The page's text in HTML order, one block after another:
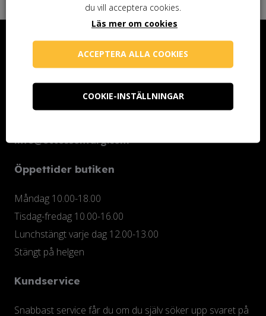
Kontakta oss
Ottosson Färgmakeri AB
Kontoristgatan 10
247 70 Genarp
info@ottossonfarg.com
Öppettider butiken
Måndag 10.00-18.00
Tisdag-fredag 10.00-16.00
Lunchstängt varje dag 12.00-13.00
Stängt på helgen
Kundservice
Snabbast service får du om du själv söker upp svaret på
du vill acceptera cookies.
Läs mer om cookies
ACCEPTERA ALLA COOKIES
COOKIE-INSTÄLLNINGAR